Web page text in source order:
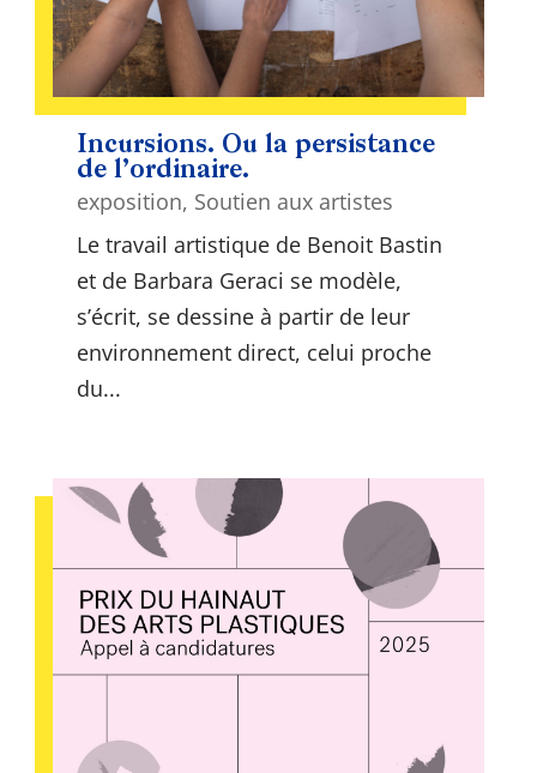
Incursions. Ou la persistance
de l’ordinaire.
exposition, Soutien aux artistes
Le travail artistique de Benoit Bastin
et de Barbara Geraci se modèle,
s’écrit, se dessine à partir de leur
environnement direct, celui proche
du...